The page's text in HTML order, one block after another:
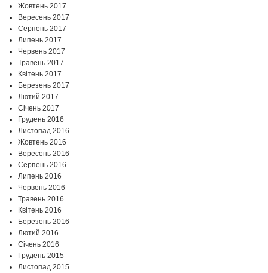
Жовтень 2017
Вересень 2017
Серпень 2017
Липень 2017
Червень 2017
Травень 2017
Квітень 2017
Березень 2017
Лютий 2017
Січень 2017
Грудень 2016
Листопад 2016
Жовтень 2016
Вересень 2016
Серпень 2016
Липень 2016
Червень 2016
Травень 2016
Квітень 2016
Березень 2016
Лютий 2016
Січень 2016
Грудень 2015
Листопад 2015